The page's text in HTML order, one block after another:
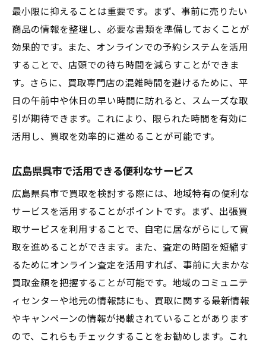
最小限に抑えることは重要です。まず、事前に売りたい
商品の情報を整理し、必要な書類を準備しておくことが
効果的です。また、オンラインでの予約システムを活用
することで、店頭での待ち時間を減らすことができま
す。さらに、買取専門店の混雑時間を避けるために、平
日の午前中や休日の早い時間に訪れると、スムーズな取
引が期待できます。これにより、限られた時間を有効に
活用し、買取を効率的に進めることが可能です。
広島県呉市で活用できる便利なサービス
広島県呉市で買取を検討する際には、地域特有の便利な
サービスを活用することがポイントです。まず、出張買
取サービスを利用することで、自宅に居ながらにして買
取を進めることができます。また、査定の時間を短縮す
るためにオンライン査定を活用すれば、事前に大まかな
買取金額を把握することが可能です。地域のコミュニテ
ィセンターや地元の情報誌にも、買取に関する最新情報
やキャンペーンの情報が掲載されていることがあります
ので、これらもチェックすることをお勧めします。これ